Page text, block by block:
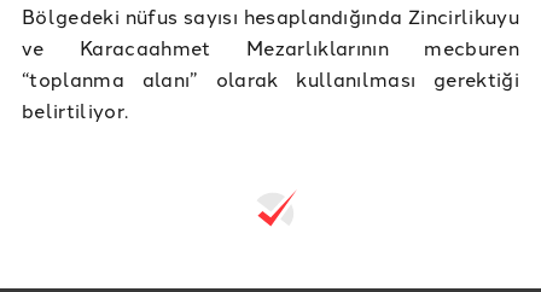
Bölgedeki nüfus sayısı hesaplandığında Zincirlikuyu
ve Karacaahmet Mezarlıklarının mecburen
“toplanma alanı” olarak kullanılması gerektiği
belirtiliyor.